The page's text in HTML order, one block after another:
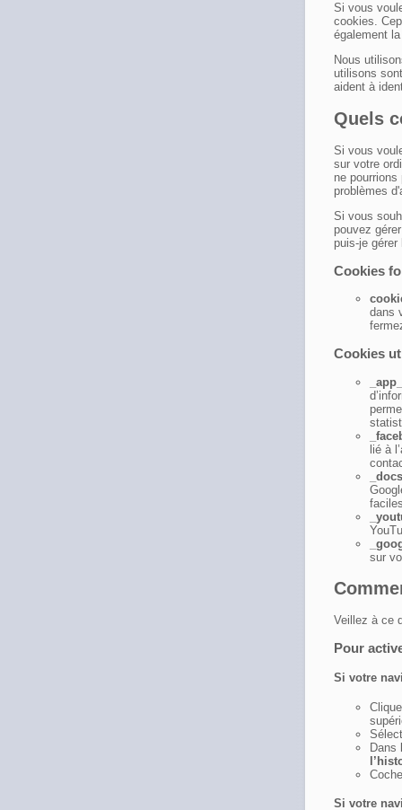
Si vous
cookies.
également
Nous
utilisons
aident à
Quels
Si vous
sur votre
ne
problèmes
Si vous
pouvez
puis-je
Cookies
dans
Cookies
lié à
sur
Veillez à ce
Pour
Si votre
Dans
Si votre